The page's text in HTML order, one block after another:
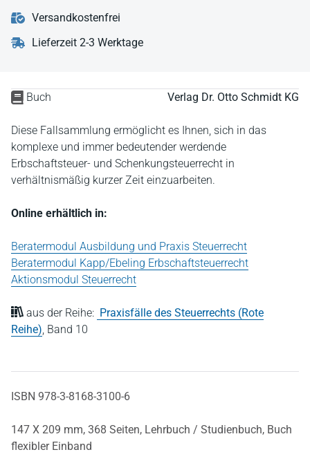
Buch Verlag Dr. Otto Schmidt KG
Diese Fallsammlung ermöglicht es Ihnen, sich in das
komplexe und immer bedeutender werdende
Erbschaftsteuer- und Schenkungsteuerrecht in
verhältnismäßig kurzer Zeit einzuarbeiten.
Online erhältlich in:
Beratermodul Ausbildung und Praxis Steuerrecht
Beratermodul Kapp/Ebeling Erbschaftsteuerrecht
Aktionsmodul Steuerrecht
aus der Reihe: Praxisfälle des Steuerrechts (Rote
Reihe), Band 10
ISBN 978-3-8168-3100-6
147 X 209 mm, 368 Seiten, Lehrbuch / Studienbuch, Buch
flexibler Einband
Versandkostenfrei
Lieferzeit 2-3 Werktage